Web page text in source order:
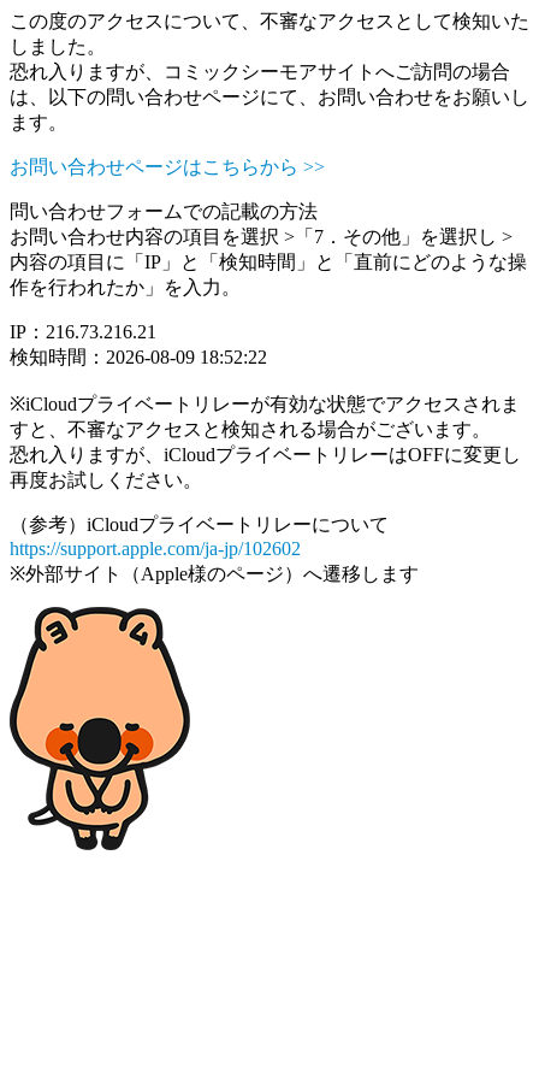
この度のアクセスについて、不審なアクセスとして検知いた
しました。
恐れ入りますが、コミックシーモアサイトへご訪問の場合
は、以下の問い合わせページにて、お問い合わせをお願いし
ます。
お問い合わせページはこちらから >>
問い合わせフォームでの記載の方法
お問い合わせ内容の項目を選択 >「7．その他」を選択し >
内容の項目に「IP」と「検知時間」と「直前にどのような操
作を行われたか」を入力。
IP：216.73.216.21
検知時間：2026-08-09 18:52:22
※iCloudプライベートリレーが有効な状態でアクセスされま
すと、不審なアクセスと検知される場合がございます。
恐れ入りますが、iCloudプライベートリレーはOFFに変更し
再度お試しください。
（参考）iCloudプライベートリレーについて
https://support.apple.com/ja-jp/102602
※外部サイト（Apple様のページ）へ遷移します